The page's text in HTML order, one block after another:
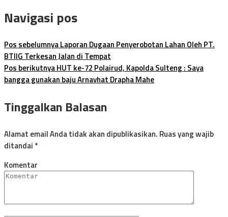
Navigasi pos
Pos sebelumnyaLaporan Dugaan Penyerobotan Lahan Oleh PT.
BTIIG Terkesan Jalan di Tempat
Pos berikutnyaHUT ke-72 Polairud, Kapolda Sulteng : Saya
bangga gunakan baju Arnavhat Drapha Mahe
Tinggalkan Balasan
Alamat email Anda tidak akan dipublikasikan. Ruas yang wajib
ditandai *
Komentar